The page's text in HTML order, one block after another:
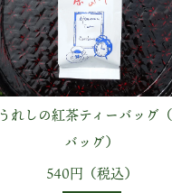
うれしの紅茶ティーバッグ
バッグ）
540円（税込）